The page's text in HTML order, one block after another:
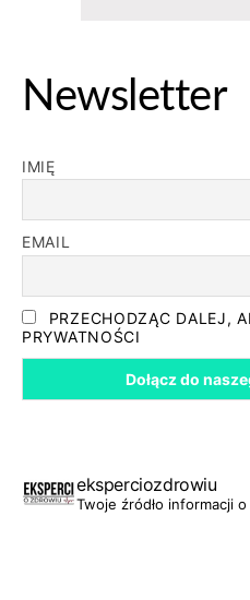
Newsletter
IMIĘ
EMAIL
PRZECHODZĄC DALEJ,
PRYWATNOŚCI
eksperciozdrowiu
Twoje źródło informacji